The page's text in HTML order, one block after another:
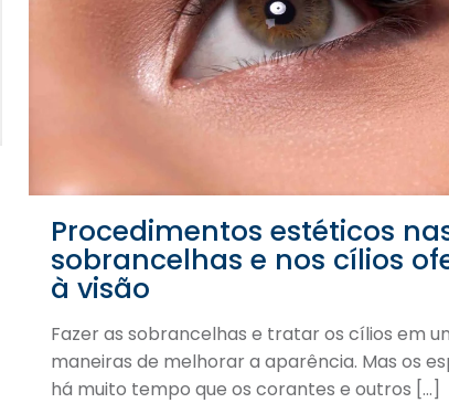
Procedimentos estéticos
sobrancelhas e nos cílios
à visão
Fazer as sobrancelhas e tratar os cílios em
maneiras de melhorar a aparência. Mas os
há muito tempo que os corantes e outros […]